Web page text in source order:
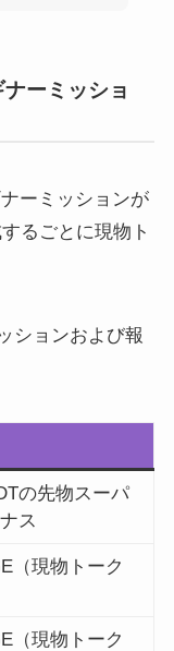
ーミッショ
ーミッションが
るごとに現物ト
ションおよび報
の先物スーパ
ス
（現物トーク
（現物トーク